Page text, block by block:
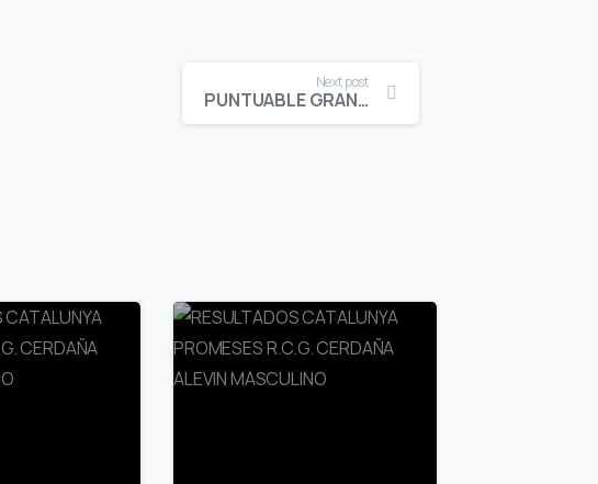
Next post
PUNTUABLE GRAND PRIX STROKE PLAY HANDICAP CADETE MASCULINO